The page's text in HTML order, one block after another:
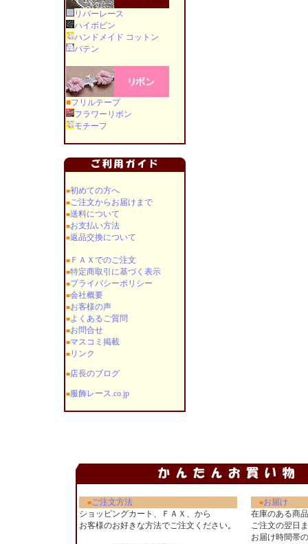
リバーレース
ハイボビン
ハンドメイド コットン
バテン
■フリルテープ
フラワーリボン
モチーフ
■初めての方へ
■ご注文からお届けまで
■送料について
■お支払い方法
■返品交換について
■ＦＡＸでのご注文
■特定商取引に基づく表示
■プライバシーポリシー
■会社概要
■お客様の声
■よくあるご質問
■お問合せ
■マスコミ掲載
■リンク
■店長のブログ
■服飾レース.co.jp
■ご注文方法 ■お届け
ショッピングカート、ＦＡＸ、から
お客様のお好きな方法でご注文ください。
在庫のある商
ご注文の翌日
お届け時間帯